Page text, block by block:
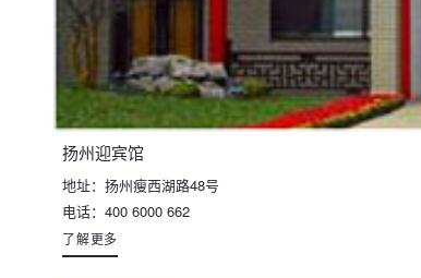
扬州迎宾馆
地址：扬州瘦西湖路48号
电话：400 6000 662
了解更多